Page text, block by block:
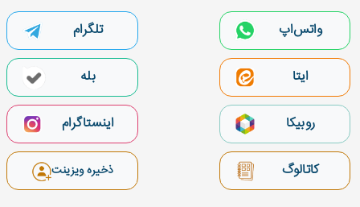
تلگرام واتس‌اپ
بله ایتا
اینستاگرام روبیکا
ذخیره ویزینت کاتالوگ